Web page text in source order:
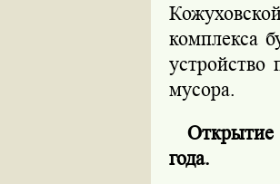
комплекса
мусора.
Открытие
года.